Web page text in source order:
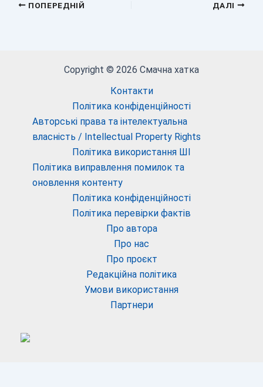
ПОПЕРЕДНІЙ ДАЛІ
Copyright © 2026 Смачна хатка
Контакти
Політика конфіденційності
Авторські права та інтелектуальна
власність / Intellectual Property Rights
Політика використання ШІ
Політика виправлення помилок та
оновлення контенту
Політика конфіденційності
Політика перевірки фактів
Про автора
Про нас
Про проєкт
Редакційна політика
Умови використання
Партнери